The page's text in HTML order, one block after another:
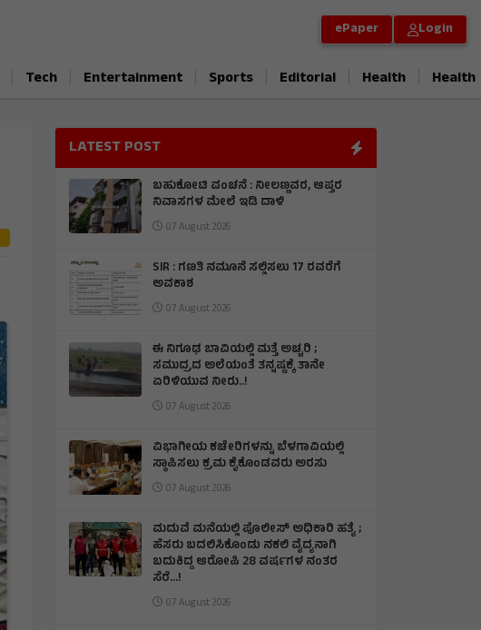
ePaper Login
Tech Entertainment Sports Editorial Health Health
LATEST POST
ಬಹುಕೋಟಿ ವಂಚನೆ : ನೀಲಣ್ಣವರ, ಆಪ್ತರ
ನಿವಾಸಗಳ ಮೇಲೆ ಇಡಿ ದಾಳಿ
07 August 2026
SIR : ಗಣತಿ ನಮೂನೆ ಸಲ್ಲಿಸಲು 17 ರವರೆಗೆ
ಅವಕಾಶ
07 August 2026
ಈ ನಿಗೂಢ ಬಾವಿಯಲ್ಲಿ ಮತ್ತೆ ಅಚ್ಚರಿ ;
ಸಮುದ್ರದ ಅಲೆಯಂತೆ ತನ್ನಷ್ಟಕ್ಕೆ ತಾನೇ
ಏರಿಳಿಯುವ ನೀರು..!
07 August 2026
ವಿಭಾಗೀಯ ಕಚೇರಿಗಳನ್ನು ಬೆಳಗಾವಿಯಲ್ಲಿ
ಸ್ಥಾಪಿಸಲು ಕ್ರಮ ಕೈಕೊಂಡವರು ಅರಸು
07 August 2026
ಮದುವೆ ಮನೆಯಲ್ಲಿ ಪೊಲೀಸ್ ಅಧಿಕಾರಿ ಹತ್ಯೆ ;
ಹೆಸರು ಬದಲಿಸಿಕೊಂಡು ನಕಲಿ ವೈದ್ಯನಾಗಿ
ಬದುಕಿದ್ದ ಆರೋಪಿ 28 ವರ್ಷಗಳ ನಂತರ
ಸೆರೆ…!
07 August 2026